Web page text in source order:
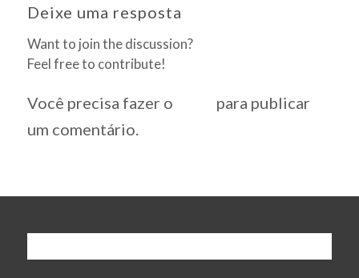
Deixe uma resposta
Want to join the discussion?
Feel free to contribute!
Você precisa fazer o
para publicar
um comentário.